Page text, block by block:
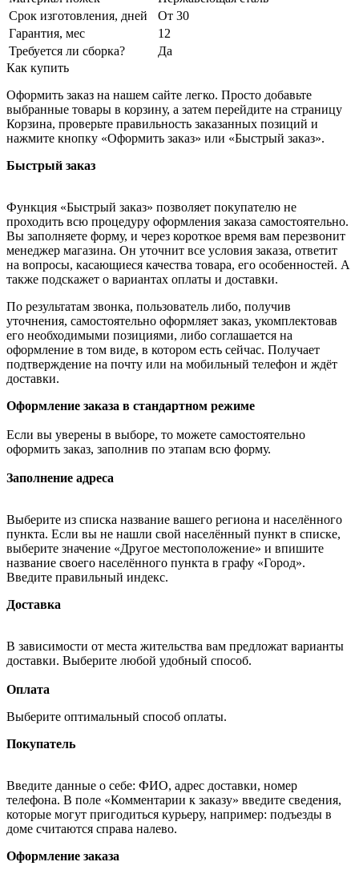
Срок изготовления, дней
От 30
Гарантия, мес
12
Требуется ли сборка?
Да
Как купить
Оформить заказ на нашем сайте легко. Просто добавьте
выбранные товары в корзину, а затем перейдите на страницу
Корзина, проверьте правильность заказанных позиций и
нажмите кнопку «Оформить заказ» или «Быстрый заказ».
Быстрый заказ
Функция «Быстрый заказ» позволяет покупателю не
проходить всю процедуру оформления заказа самостоятельно.
Вы заполняете форму, и через короткое время вам перезвонит
менеджер магазина. Он уточнит все условия заказа, ответит
на вопросы, касающиеся качества товара, его особенностей. А
также подскажет о вариантах оплаты и доставки.
По результатам звонка, пользователь либо, получив
уточнения, самостоятельно оформляет заказ, укомплектовав
его необходимыми позициями, либо соглашается на
оформление в том виде, в котором есть сейчас. Получает
подтверждение на почту или на мобильный телефон и ждёт
доставки.
Оформление заказа в стандартном режиме
Если вы уверены в выборе, то можете самостоятельно
оформить заказ, заполнив по этапам всю форму.
Заполнение адреса
Выберите из списка название вашего региона и населённого
пункта. Если вы не нашли свой населённый пункт в списке,
выберите значение «Другое местоположение» и впишите
название своего населённого пункта в графу «Город».
Введите правильный индекс.
Доставка
В зависимости от места жительства вам предложат варианты
доставки. Выберите любой удобный способ.
Оплата
Выберите оптимальный способ оплаты.
Покупатель
Введите данные о себе: ФИО, адрес доставки, номер
телефона. В поле «Комментарии к заказу» введите сведения,
которые могут пригодиться курьеру, например: подъезды в
доме считаются справа налево.
Оформление заказа